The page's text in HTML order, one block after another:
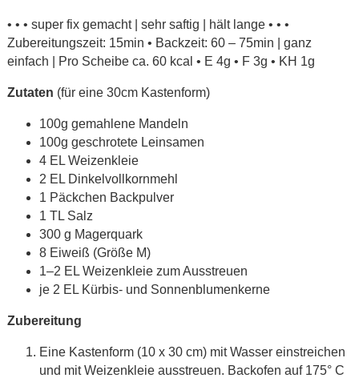
• • • super fix gemacht | sehr saftig | hält lange • • •
Zubereitungszeit: 15min • Backzeit: 60 – 75min | ganz
einfach | Pro Scheibe ca. 60 kcal • E 4g • F 3g • KH 1g
Zutaten (für eine 30cm Kastenform)
100g gemahlene Mandeln
100g geschrotete Leinsamen
4 EL Weizenkleie
2 EL Dinkelvollkornmehl
1 Päckchen Backpulver
1 TL Salz
300 g Magerquark
8 Eiweiß (Größe M)
1–2 EL Weizenkleie zum Ausstreuen
je 2 EL Kürbis- und Sonnenblumenkerne
Zubereitung
Eine Kastenform (10 x 30 cm) mit Wasser einstreichen
und mit Weizenkleie ausstreuen. Backofen auf 175° C